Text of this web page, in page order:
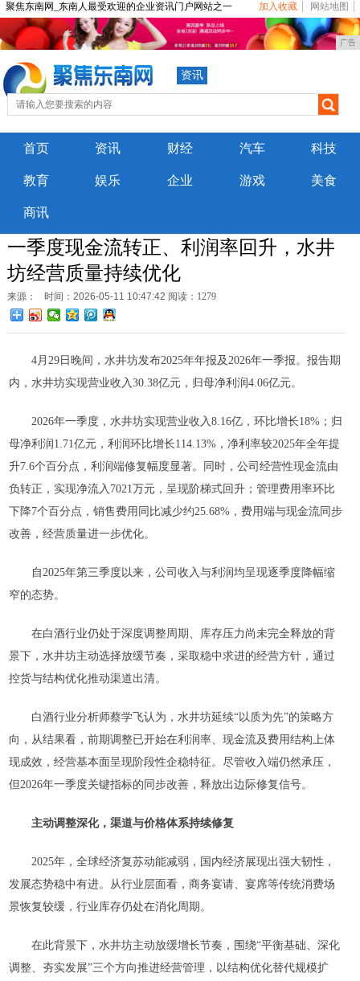
聚焦东南网_东南人最受欢迎的企业资讯门户网站之一 加入收藏 网站地图
广告
资讯
首页 资讯 财经 汽车 科技
教育 娱乐 企业 游戏 美食
商讯
一季度现金流转正、利润率回升，水井
坊经营质量持续优化
来源： 时间：2026-05-11 10:47:42 阅读：1279
4月29日晚间，水井坊发布2025年年报及2026年一季报。报告期
内，水井坊实现营业收入30.38亿元，归母净利润4.06亿元。
2026年一季度，水井坊实现营业收入8.16亿，环比增长18%；归
母净利润1.71亿元，利润环比增长114.13%，净利率较2025年全年提
升7.6个百分点，利润端修复幅度显著。同时，公司经营性现金流由
负转正，实现净流入7021万元，呈现阶梯式回升；管理费用率环比
下降7个百分点，销售费用同比减少约25.68%，费用端与现金流同步
改善，经营质量进一步优化。
自2025年第三季度以来，公司收入与利润均呈现逐季度降幅缩
窄的态势。
在白酒行业仍处于深度调整周期、库存压力尚未完全释放的背
景下，水井坊主动选择放缓节奏，采取稳中求进的经营方针，通过
控货与结构优化推动渠道出清。
白酒行业分析师蔡学飞认为，水井坊延续“以质为先”的策略方
向，从结果看，前期调整已开始在利润率、现金流及费用结构上体
现成效，经营基本面呈现阶段性企稳特征。尽管收入端仍然承压，
但2026年一季度关键指标的同步改善，释放出边际修复信号。
主动调整深化， 渠道与价格体系持续修复
2025年，全球经济复苏动能减弱，国内经济展现出强大韧性，
发展态势稳中有进。从行业层面看，商务宴请、宴席等传统消费场
景恢复较缓，行业库存仍处在消化周期。
在此背景下，水井坊主动放缓增长节奏，围绕“平衡基础、深化
调整、夯实发展”三个方向推进经营管理，以结构优化替代规模扩